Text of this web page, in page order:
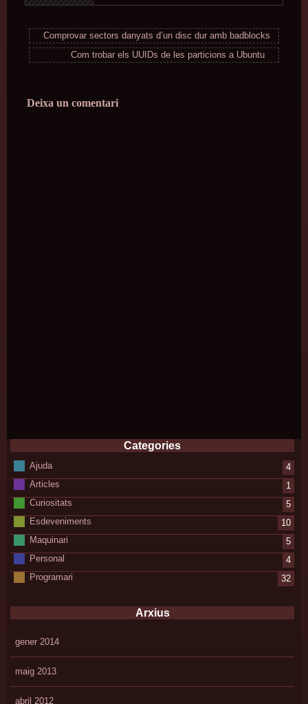
Comprovar sectors danyats d’un disc dur amb badblocks
Com trobar els UUIDs de les particions a Ubuntu
Deixa un comentari
Categories
Ajuda
4
Articles
1
Curiositats
5
Esdeveniments
10
Maquinari
5
Personal
4
Programari
32
Arxius
gener 2014
maig 2013
abril 2012